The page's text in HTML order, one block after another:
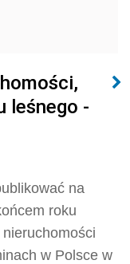
leśnego -
na
roku
w Polsce w